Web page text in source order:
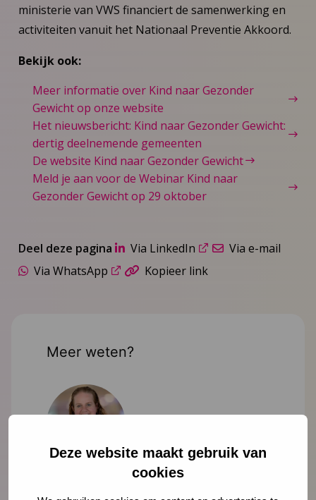
Deze website maakt gebruik van
cookies
ministerie van VWS financiert de samenwerking en
activiteiten vanuit het Nationaal Preventie Akkoord.
Bekijk ook:
Meer informatie over Kind naar Gezonder
Gewicht op onze website
Het nieuwsbericht: Kind naar Gezonder Gewicht:
dertig deelnemende gemeenten
De website Kind naar Gezonder Gewicht
Meld je aan voor de Webinar Kind naar
Gezonder Gewicht op 29 oktober
Deel deze pagina Via LinkedIn
Via e-mail
Via WhatsApp
Kopieer link
Meer weten?
adviseur